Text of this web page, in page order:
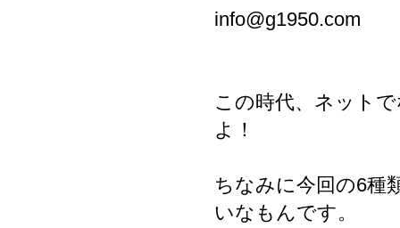
info@g1950.com
この時代、ネット
よ！
ちなみに今回の6種
いなもんです。